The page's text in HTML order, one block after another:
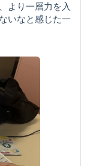
より一層力を入
いなと感じた一